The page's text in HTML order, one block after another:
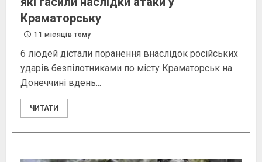
Краматорську
11 місяців тому
6 людей дістали поранення внаслідок російських
ударів безпілотниками по місту Краматорськ на
Донеччині вдень...
ЧИТАТИ